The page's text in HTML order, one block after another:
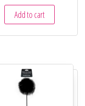
Add to cart